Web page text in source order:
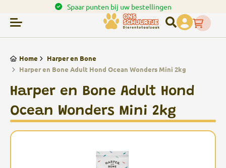
Spaar punten bij uw bestellingen
Home
Harper en Bone
Harper en Bone Adult Hond Ocean Wonders Mini 2kg
Harper en Bone Adult Hond
Ocean Wonders Mini 2kg